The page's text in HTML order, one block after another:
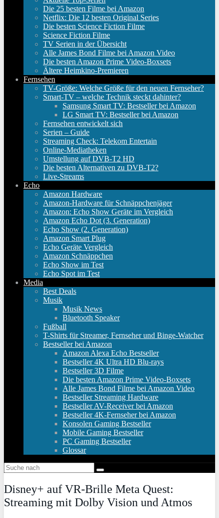
Die 25 besten Filme bei Amazon
Netflix: Die 12 besten Original Series
Die besten Science Fiction Filme
Science Fiction Filme
TV Serien in der Übersicht
Alle James Bond Filme bei Amazon Video
Die besten Amazon Prime Video-Boxsets
Ältere Heimkino-Premieren
Fernsehen
TV-Größe: Welche Größe für den neuen Fernseher?
Smart-TV – welche Technik steckt dahinter?
Samsung Smart TV: Bestseller bei Amazon
LG Smart TV: Bestseller bei Amazon
Fernsehen entwickelt sich
Serien – Guide
Streaming Check: Telekom Entertain
Online-Mediatheken
Umstellung auf DVB-T2 HD
Die besten Alternativen zu DVB-T2?
Live-Streams
Echo
Amazon Hardware
Amazon-Hardware für Schnäppchenjäger
Amazon: Echo Show Geräte im Vergleich
Amazon Echo Dot (3. Generation)
Echo Show (2. Generation)
Amazon Smart Plug
Echo Geräte Vergleich
Amazon Schnäppchen
Echo Show im Test
Echo Spot im Test
Media
Best Deals
Musik
Musik News
Bluetooth Speaker
Fußball
T-Shirts für Streamer, Fernseher und Binge-Watcher
Bestseller bei Amazon
Amazon Alexa Echo Bestseller
Bestseller 4K Ultra HD Blu-rays
Bestseller 3D Filme
Die besten Amazon Prime Video-Boxsets
Alle James Bond Filme bei Amazon Video
Bestseller Streaming Hardware
Bestseller AV-Receiver bei Amazon
Bestseller 4K-Fernseher bei Amazon
Konsolen Gaming Bestseller
Mobile Gaming Bestseller
PC Gaming Bestseller
Glossar
Disney+ auf VR-Brille Meta Quest:
Streaming mit Dolby Vision und Atmos